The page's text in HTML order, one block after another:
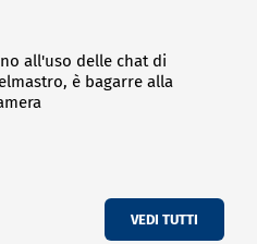
no all'uso delle chat di
è bagarre alla
VEDI TUTTI